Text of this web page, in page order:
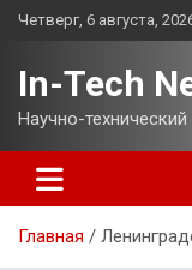
Перейти
Четверг, 6 августа,
In-Tech
Научно-
Главная